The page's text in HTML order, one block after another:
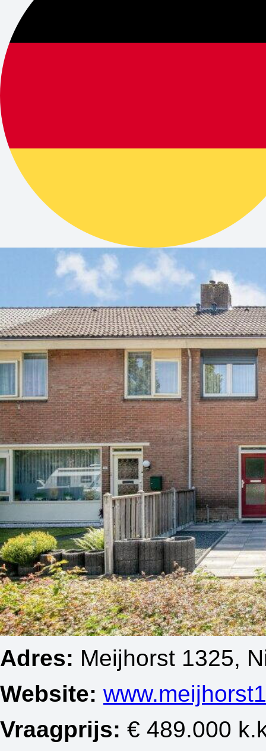
Adres: Meijhorst 1325,
Website:
Vraagprijs: € 489.000